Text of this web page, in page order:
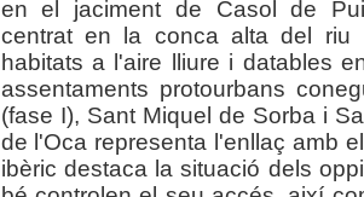
en el jaciment de Casol de
centrat en la conca alta del riu
habitats a l'aire lliure i datables
assentaments protourbans
(fase I), Sant Miquel de Sorba i
de l'Oca representa l'enllaç amb
ibèric destaca la situació dels